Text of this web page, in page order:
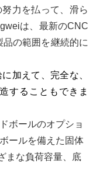
力を払って、滑ら
は、最新のCNC
の範囲を継続的に
加えて、完全な、
することもできま
ボールのオプショ
ールを備えた固体
まな負荷容量、底